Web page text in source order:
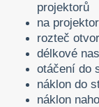
projektorů
na
rozteč
délkové
otáčení do
náklon do
náklon